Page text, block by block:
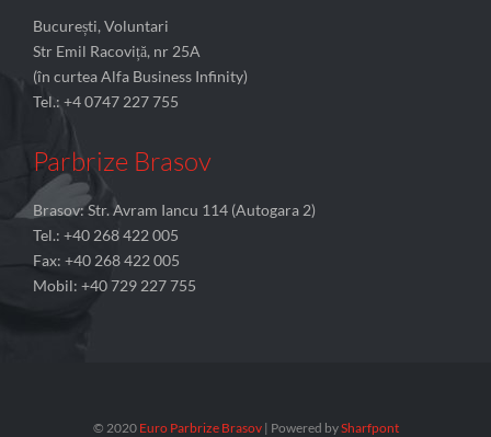
București, Voluntari
Str Emil Racoviță, nr 25A
(în curtea Alfa Business Infinity)
Tel.: +4 0747 227 755
Parbrize Brasov
Brasov: Str. Avram Iancu 114 (Autogara 2)
Tel.: +40 268 422 005
Fax: +40 268 422 005
Mobil: +40 729 227 755
© 2020 Euro Parbrize Brasov | Powered bySharfpont